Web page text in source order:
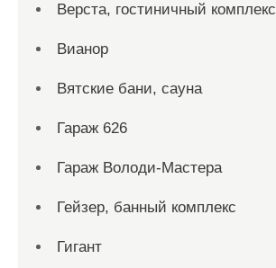
Верста, гостиничный комплекс
Вианор
Вятские бани, сауна
Гараж 626
Гараж Володи-Мастера
Гейзер, банный комплекс
Гигант